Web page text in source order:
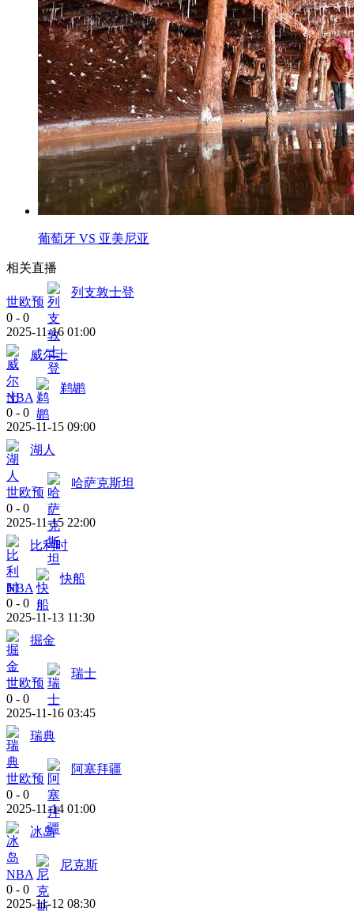
葡萄牙 VS 亚美尼亚
相关直播
世欧预
列支敦士登
0 - 0
2025-11-16 01:00
威尔士
NBA
鹈鹕
0 - 0
2025-11-15 09:00
湖人
世欧预
哈萨克斯坦
0 - 0
2025-11-15 22:00
比利时
NBA
快船
0 - 0
2025-11-13 11:30
掘金
世欧预
瑞士
0 - 0
2025-11-16 03:45
瑞典
世欧预
阿塞拜疆
0 - 0
2025-11-14 01:00
冰岛
NBA
尼克斯
0 - 0
2025-11-12 08:30